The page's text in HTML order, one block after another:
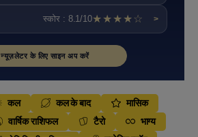
स्कोर : 8.1/10★★★★☆ >
न्यूज़लेटर के लिए साइन अप करें
कल कल के बाद
मासिक
वार्षिक राशिफल टैरो
भाग्य